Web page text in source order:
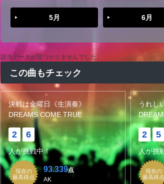
5月 6月
該当データが見つかりませんでした。
この曲もチェック
決戦は金曜日《生演奏》
DREAMS COME TRUE
2 6
人が挑戦中！
現在の
最高得点
93.339点
AK
うれし
2 5
人が挑
現在の
最高得点